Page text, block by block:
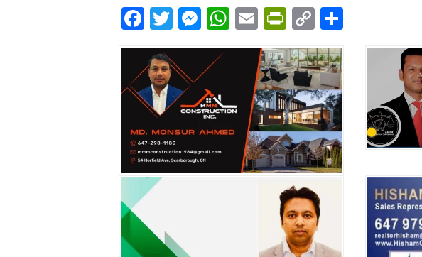
Facebook
Twitter
Messenger
WhatsApp
EmailPrintFriendly
Copy
Link